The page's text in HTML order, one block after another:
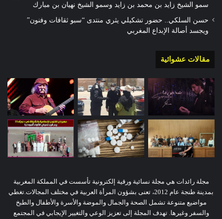
سمو الشيخ زايد بن محمد بن زايد وسمو الشيخ نهيان بن مبارك
حسن السلكي.. حضور تشكيلي يثري منتدى “سبو ثقافات وفنون”
ويجسد أصالة الإبداع المغربي
مقالات عشوائية
مجلة رائدات هي مجلة نسائية ورقية إلكترونية تأسست في المملكة المغربية
بمدينة طنجة عام 2012، تعنى بشؤون المرأة العربية في مختلف المجالات.تغطي
مواضيع متنوعة تشمل الصحة والجمال والموضة والأسرة والأطفال والطبخ
والسفر وغيرها. تهدف المجلة إلى تعزيز الوعي والتغيير الإيجابي في المجتمع